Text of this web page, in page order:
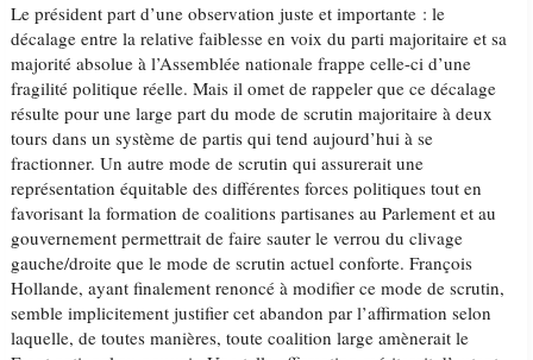
Le président part d’une observation juste et importante : le
décalage entre la relative faiblesse en voix du parti majoritaire et sa
majorité absolue à l’Assemblée nationale frappe celle-ci d’une
fragilité politique réelle. Mais il omet de rappeler que ce décalage
résulte pour une large part du mode de scrutin majoritaire à deux
tours dans un système de partis qui tend aujourd’hui à se
fractionner. Un autre mode de scrutin qui assurerait une
représentation équitable des différentes forces politiques tout en
favorisant la formation de coalitions partisanes au Parlement et au
gouvernement permettrait de faire sauter le verrou du clivage
gauche/droite que le mode de scrutin actuel conforte. François
Hollande, ayant finalement renoncé à modifier ce mode de scrutin,
semble implicitement justifier cet abandon par l’affirmation selon
laquelle, de toutes manières, toute coalition large amènerait le